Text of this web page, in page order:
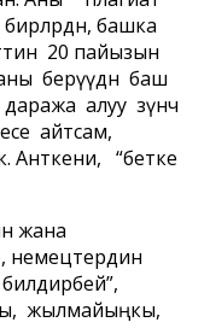
башка
20 пайызын
берүүдөн баш
алуу өзүнчө
айтсам,
Анткени, “бетке
жана
немецтердин
билдирбей”,
жылмайыңкы,